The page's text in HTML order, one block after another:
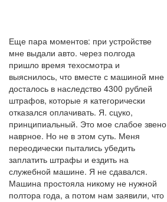
Еще пара моментов: при устройстве
мне выдали авто. через полгода
пришло время техосмотра и
выяснилось, что вместе с машиной мне
досталось в наследство 4300 рублей
штрафов, которые я категорически
отказался оплачивать. Я. сцуко,
принципиальный. Это мое слабое звено
наврное. Но не в этом суть. Меня
переодически пытались убедить
заплатить штрафы и ездить на
служебной машине. Я не сдавался.
Машина простояла никому не нужной
полтора года, а потом нам заявили, что